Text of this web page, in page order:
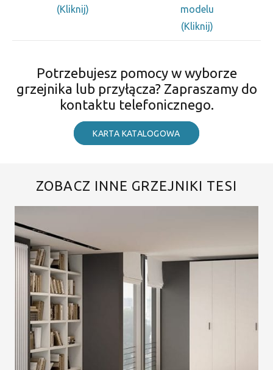
(Kliknij)
modelu
(Kliknij)
Potrzebujesz pomocy w wyborze
grzejnika lub przyłącza? Zapraszamy do
kontaktu telefonicznego.
KARTA KATALOGOWA
ZOBACZ INNE GRZEJNIKI TESI